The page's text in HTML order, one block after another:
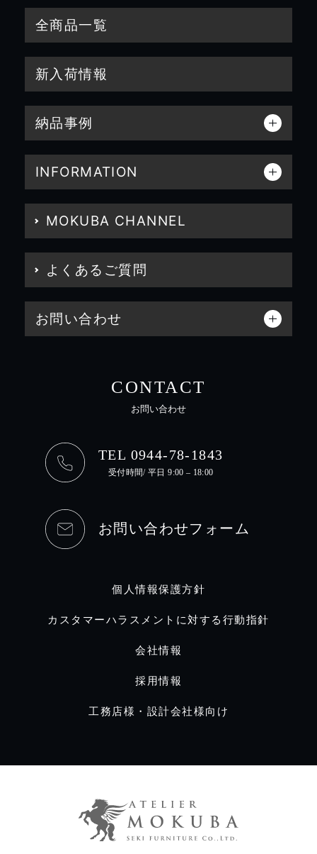
全商品一覧
新入荷情報
納品事例
INFORMATION
MOKUBA CHANNEL
よくあるご質問
お問い合わせ
CONTACT
お問い合わせ
TEL 0944-78-1843
受付時間/ 平日 9:00 – 18:00
お問い合わせフォーム
個人情報保護方針
カスタマーハラスメントに対する行動指針
会社情報
採用情報
工務店様・設計会社様向け